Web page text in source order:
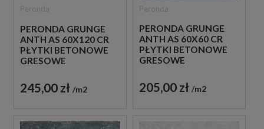
PERONDA GRUNGE
ANTH AS 60X120 CR
PŁYTKI BETONOWE
GRESOWE
245,00 zł m2
PERONDA GRUNGE
ANTH AS 60X60 CR
PŁYTKI BETONOWE
GRESOWE
205,00 zł m2